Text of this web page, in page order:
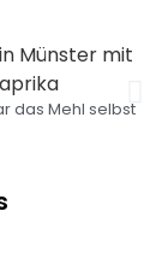
das Mehl selbst